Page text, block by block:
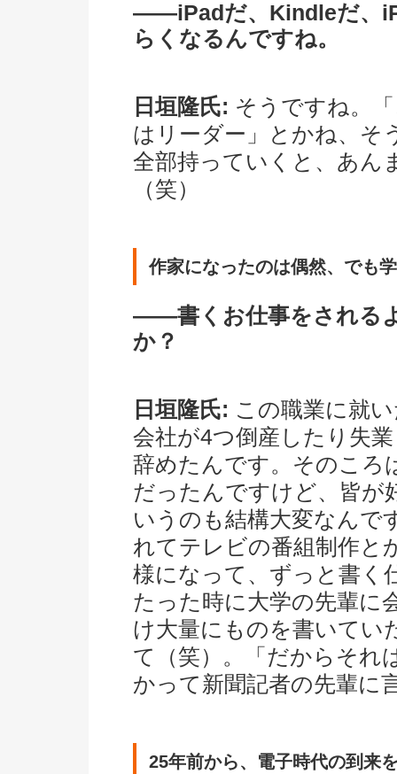
――iPadだ、Kindleだ、
らくなるんですね。
日垣隆氏: そうですね。
はリーダー」とかね、そ
全部持っていくと、あん
（笑）
作家になったのは偶然、でも
――書くお仕事をされる
か？
日垣隆氏: この職業に就
会社が4つ倒産したり失
辞めたんです。そのころ
だったんですけど、皆が
いうのも結構大変なんで
れてテレビの番組制作と
様になって、ずっと書く
たった時に大学の先輩に
け大量にものを書いてい
て（笑）。「だからそれ
かって新聞記者の先輩に
25年前から、電子時代の到来